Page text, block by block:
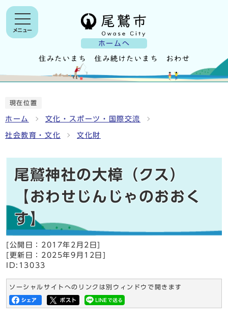
ホームへ
メニュー
現在位置
ホーム 文化・スポーツ・国際交流
社会教育・文化 文化財
尾鷲神社の大樟（クス）
【おわせじんじゃのおおく
す】
[公開日： 2017年2月2日
[更新日： 2025年9月12日
ID:13033
ソーシャルサイトへのリンクは別ウィンドウで開きます